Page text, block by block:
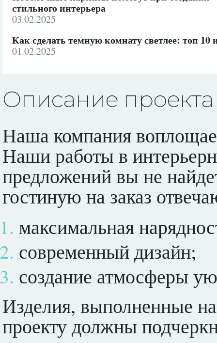
стильного интерьера
03.02.2025
Как сделать темную комнату светлее: топ 10
01.02.2025
Описание проекта
Наша компания
Наши работы в
предложений вы не
гостиную на заказ
максимальная
современный дизайн;
создание атмосферы
Изделия, выполненные
проекту должны